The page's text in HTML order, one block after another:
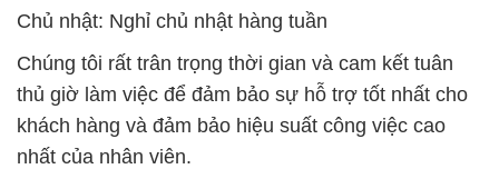
Chủ nhật: Nghỉ chủ nhật hàng tuần
Chúng tôi rất trân trọng thời gian và cam kết tuân
thủ giờ làm việc để đảm bảo sự hỗ trợ tốt nhất cho
khách hàng và đảm bảo hiệu suất công việc cao
nhất của nhân viên.